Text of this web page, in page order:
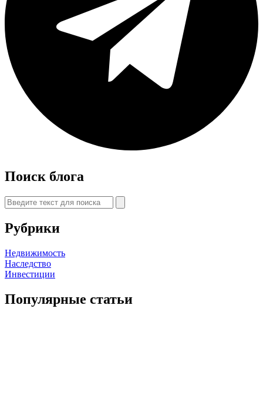
Поиск блога
Рубрики
Недвижимость
Наследство
Инвестиции
Популярные статьи